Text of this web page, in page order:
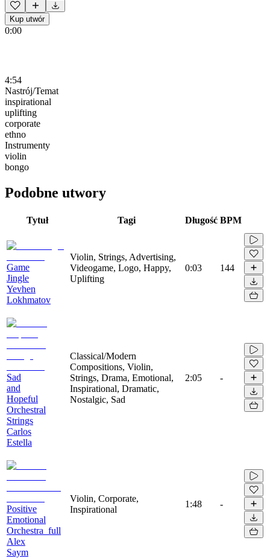
Kup utwór
0:00
4:54
Nastrój/Temat
inspirational
uplifting
corporate
ethno
Instrumenty
violin
bongo
Podobne utwory
Tytuł Tagi Długość BPM
Game
Jingle
Yevhen
Lokhmatov
Violin, Strings, Advertising,
Videogame, Logo, Happy,
Uplifting
0:03 144
Sad
and
Hopeful
Orchestral
Strings
Carlos
Estella
Classical/Modern
Compositions, Violin,
Strings, Drama, Emotional,
Inspirational, Dramatic,
Nostalgic, Sad
2:05 -
Positive
Emotional
Orchestra_full
Alex
Saym
Violin, Corporate,
Inspirational
1:48 -